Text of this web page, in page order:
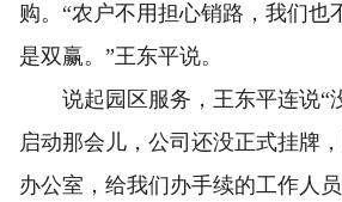
购。“农户不用担心销路，我们也
是双赢。”王东平说。
说起园区服务，王东平连说“
启动那会儿，公司还没正式挂牌
办公室，给我们办手续的工作人